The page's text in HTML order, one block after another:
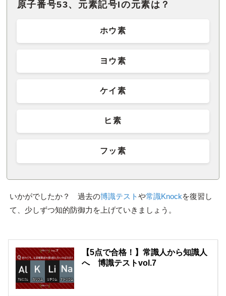
原子番号53、元素記号Iの元素は？
ホウ素
ヨウ素
ケイ素
ヒ素
フッ素
いかがでしたか？ 過去の博識テストや常識Knockを復習し
て、少しずつ知的防御力を上げていきましょう。
【5点で合格！】常識人から知識人
へ 博識テストvol.7